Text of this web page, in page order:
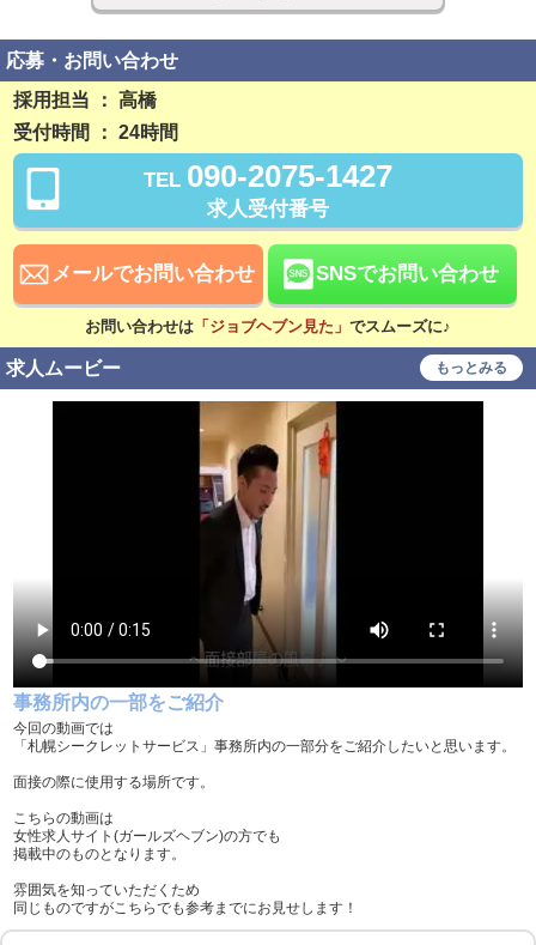
1日2時間 1日5時間
短期可
3ヶ月以内
長期歓迎
完全週休2日制 社員登用制度あり
稼ぎ方
日払い可 賞与あり
昇給あり 資格手当あり
待遇
中･高齢者歓迎 シニア歓迎
女性歓迎 女性活躍中
大学生歓迎
履歴書不要
車･バイク通勤可
タトゥー可
入社祝い金支給 勤務地相談
応募・お問い合わせ
採用担当 ： 高橋
受付時間 ： 24時間
TEL 090-2075-1427
求人受付番号
メールでお問い合わせ SNSでお問い合わせ
お問い合わせは 「ジョブヘブン見た」 でスムーズに♪
求人ムービー もっとみる
事務所内の一部をご紹介
今回の動画では
「札幌シークレットサービス」事務所内の一部分をご紹介したいと思います。
面接の際に使用する場所です。
こちらの動画は
女性求人サイト(ガールズヘブン)の方でも
掲載中のものとなります。
雰囲気を知っていただくため
同じものですがこちらでも参考までにお見せします！